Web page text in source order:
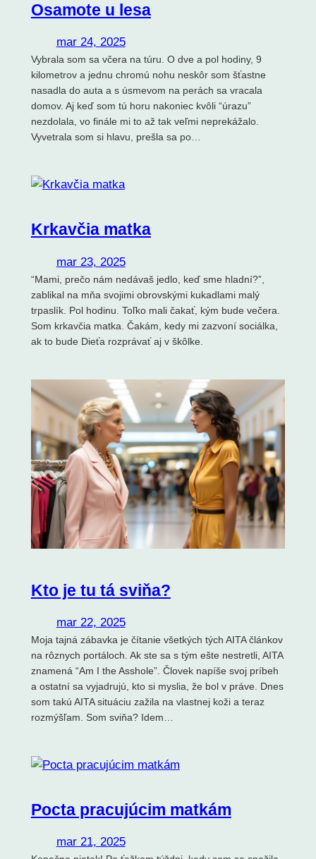
Osamote u lesa
mar 24, 2025
Vybrala som sa včera na túru. O dve a pol hodiny, 9
kilometrov a jednu chromú nohu neskôr som šťastne
nasadla do auta a s úsmevom na perách sa vracala
domov. Aj keď som tú horu nakoniec kvôli “úrazu”
nezdolala, vo finále mi to až tak veľmi neprekážalo.
Vyvetrala som si hlavu, prešla sa po…
Krkavčia matka
mar 23, 2025
“Mami, prečo nám nedávaš jedlo, keď sme hladní?”,
zablikal na mňa svojimi obrovskými kukadlami malý
trpaslík. Pol hodinu. Toľko mali čakať, kým bude večera.
Som krkavčia matka. Čakám, kedy mi zazvoní sociálka,
ak to bude Dieťa rozprávať aj v škôlke.
Kto je tu tá sviňa?
mar 22, 2025
Moja tajná zábavka je čítanie všetkých tých AITA článkov
na rôznych portáloch. Ak ste sa s tým ešte nestretli, AITA
znamená “Am I the Asshole”. Človek napíše svoj príbeh
a ostatní sa vyjadrujú, kto si myslia, že bol v práve. Dnes
som takú AITA situáciu zažila na vlastnej koži a teraz
rozmýšľam. Som sviňa? Idem…
Pocta pracujúcim matkám
mar 21, 2025